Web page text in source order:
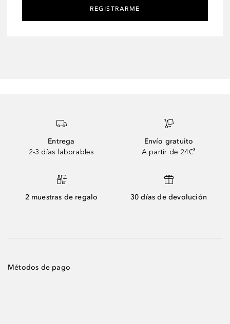
REGISTRARME
Entrega
2-3 días laborables
Envío gratuito
A partir de 24€³
2 muestras de regalo 30 días de devolución
Métodos de pago